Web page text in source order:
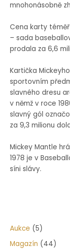
mnohonásobně
Cena karty
– sada
prodala za 6,6
Kartička
sportovním
slavného dresu
v němž v roce
slavný gól
za 9,3 milionu
Mickey Mantle
1978 je v
síni slávy.
Aukce (5)
Magazín (44)